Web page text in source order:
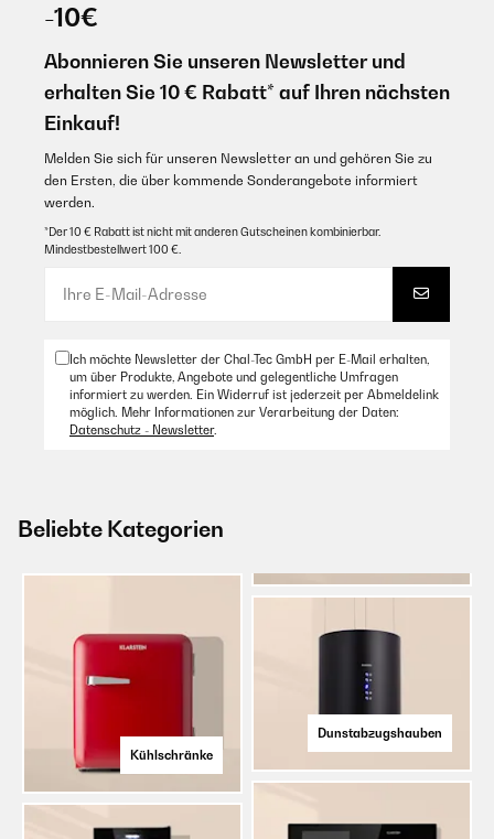
-10€
Abonnieren Sie unseren Newsletter und
erhalten Sie 10 € Rabatt* auf Ihren nächsten
Einkauf!
Melden Sie sich für unseren Newsletter an und gehören Sie zu
den Ersten, die über kommende Sonderangebote informiert
werden.
*Der 10 € Rabatt ist nicht mit anderen Gutscheinen kombinierbar.
Mindestbestellwert 100 €.
Ich möchte Newsletter der Chal-Tec GmbH per E-Mail erhalten,
um über Produkte, Angebote und gelegentliche Umfragen
informiert zu werden. Ein Widerruf ist jederzeit per Abmeldelink
möglich. Mehr Informationen zur Verarbeitung der Daten:
Datenschutz - Newsletter.
Beliebte Kategorien
Kühlschränke
Dunstabzugshauben